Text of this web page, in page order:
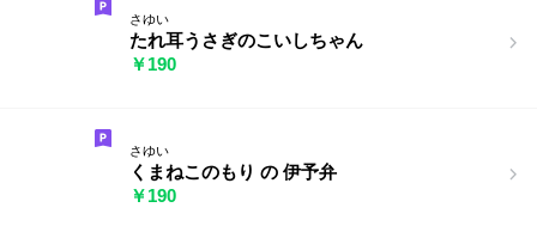
さゆい
たれ耳うさぎのこいしちゃん
￥190
さゆい
くまねこのもり の 伊予弁
￥190